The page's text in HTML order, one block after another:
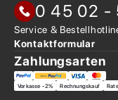
0 45 02 -
Service &
Kontaktformular
Zahlungsarten
Vorkasse -2% Rechnungskauf